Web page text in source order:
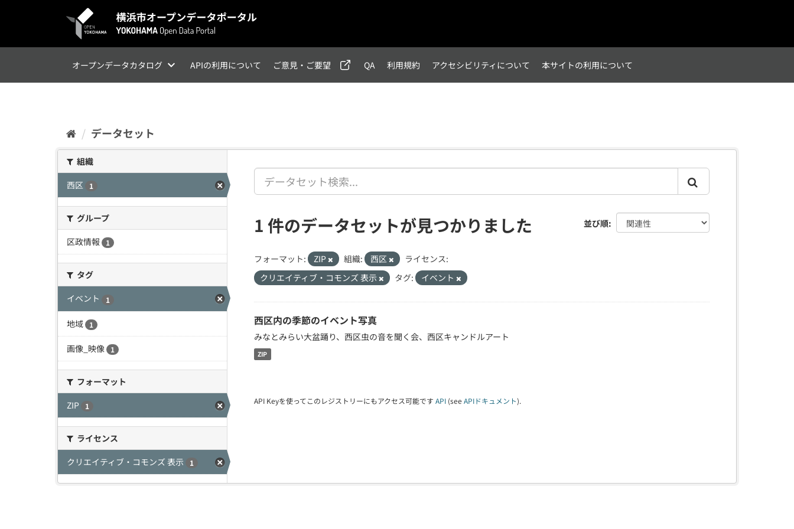
オープンデータカタログ APIの利用について ご意見・ご要望 QA 利用規約 アクセシビリティについて 本サイトの利用について
データセット
組織
西区
1
グループ
区政情報
1
タグ
イベント
1
地域 1
画像_映像 1
フォーマット
ZIP
1
ライセンス
クリエイティブ・コモンズ 表示
1
並び順
1 件のデータセットが見つかりました
フォーマット: ZIP 組織: 西区
ライセンス:
クリエイティブ・コモンズ 表示
タグ: イベント
西区内の季節のイベント写真
みなとみらい大盆踊り、西区虫の音を聞く会、西区キャンドルアート
ZIP
API Keyを使ってこのレジストリーにもアクセス可能です API (see APIドキュメント).